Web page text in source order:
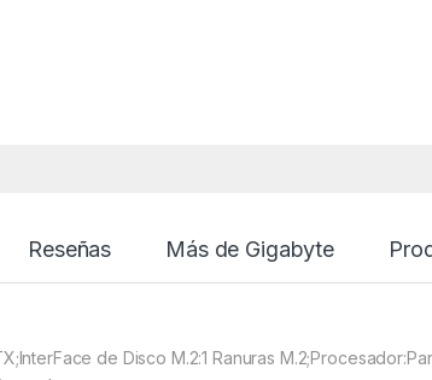
Reseñas Más de Gigabyte
de Disco M.2:1 Ranuras